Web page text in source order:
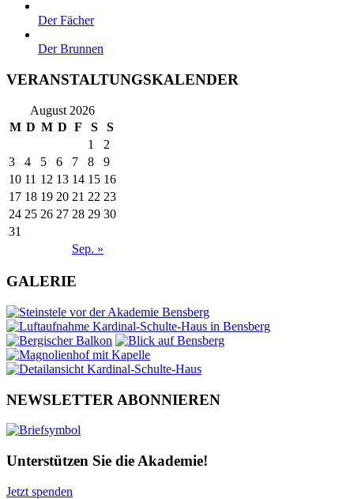
Der Fächer
Der Brunnen
VERANSTALTUNGSKALENDER
August 2026
M D M D F S S
Sep. »
1
2
3
4 5 6 7 8
9
10 11 12 13 14 15 16
17 18 19 20 21 22 23
24 25 26 27 28 29 30
31
GALERIE
NEWSLETTER ABONNIEREN
Unterstützen Sie die Akademie!
Jetzt spenden